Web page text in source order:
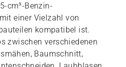
cm³-Benzin-
einer Vielzahl von
kompatibel ist.
zwischen verschiedenen
Baumschnitt,